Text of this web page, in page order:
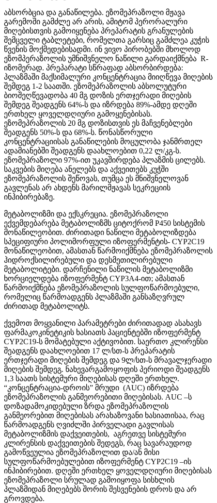
აბსორბცია და განაწილება. ეზომეპრაზოლი მჟავა
გარემოში გამძლე არ არის, ამიტომ პერორალური
მიღებისთვის გამოიყენება პრეპარატის გრანულების
შემცველი ტაბლეტები, რომელთა გარსიც გამძლეა კუჭის
წვენის მოქმედებისადმი. ინ ვივო პირობებში მხოლოდ
ეზომპერაზოლის უმნიშვნელო ნაწილი გარდაიქმნება R-
იზომერად. პრეპარატი სწრაფად აბსორბირდება:
პლაზმაში მაქსიმალური კონცენტრაცია მიიღწევა მიღების
შემდეგ 1-2 საათში. ეზომეპრაზოლის აბსოლუტური
ბიოშეღწევადობა 40 მგ დოზის ერთჯერადი მიღების
შემდეგ შეადგენს 64%-ს და იზრდება 89%-ამდე დღეში
ერთხელ ყოველდღიური გამოყენებისას.
ეზომეპრაზოლის 20 მგ დოზისთვის ეს მაჩვენებლები
შეადგენს 50%-ს და 68%-ს. წონასწორული
კონცენტრაციისას განაწილების მოცულობა ჯანმრთელ
ადამიანებში შეადგენს დაახლოებით 0,22 ლ/კგ-ს.
ეზომეპრაზოლი 97%-ით უკავშირდება პლაზმის ცილებს.
საკვების მიღება ანელებს და აქვეითებს კუჭში
ეზომეპრაზოლის შეწოვას, თუმცა ეს მნიშვნელოვან
გავლენას არ ახდენს მარილმჟავას სეკრეციის
ინჰიბირებაზე.
მეტაბოლიზმი და ექსკრეცია. ეზომეპრაზოლი
ექვემდებარება მეტაბოლიზმს ციტოქრომ Р450 სისტემის
მონაწილეობით. ძირითადი ნაწილი მეტაბოლიზდება
სპეციფიური პოლიმორფული იზოფერმენტის- СYР2С19
მონაწილეობით, ამასთან წარმოიქმნება ეზომეპრაზოლის
ჰიდროქსილირებული და დესმეთილირებული
მეტაბოლიტები. დარჩენილი ნაწილის მეტაბოლიზმი
ხორციელდება იზოფერმენტ CYP3A4-ით; ამასთან
წარმოიქმნება ეზომეპრაზოლის სულფოწარმოებული,
რომელიც წარმოადგენს პლაზმაში განსაზღვრულ
ძირითად მეტაბოლიტს.
ქვემოთ მოყვანილი პარამეტრები ძირითადად ასახავს
ფარმაკოკინეტიკის ხასიათს პაციენტებში იზოფერმენტ
CYP2C19-ს მომატებული აქტივობით. საერთო კლირენსი
შეადგენს დაახლოებით 17 ლ/სთ-ს პრეპარატის
ერთჯერადი მიღების შემდეგ და 9ლ/სთ-ს მრავალჯერადი
მიღების შემდეგ. ნახევარგამოყოფის პერიოდი შეადგენს
1,3 საათს სისტემური მიღებისას დღეში ერთხელ.
“კონცენტრაცია-დროის” მრუდი (AUC) იზრდება
ეზომეპრაზოლის განმეორებითი მიღებისას. AUC –ს
დოზადამოკიდებული ზრდა ეზომეპრაზოლის
განმეორებით მიღებისას არახაზოვანი ხასიათისაა, რაც
წარმოადგენს ღვიძლში პირველადი გავლისას
მეტაბოლიზმის დაქვეითების, აგრეთვე სისტემური
კლირენსის დაქვეითების შედეგს, რაც სავარაუდოდ
გამოწვეულია ეზომეპრაზოლით და/ან მისი
სულფოწარმოებულებით იზოფერმენტ CYP2C19 –ის
ინჰიბირებით. დღეში ერთხელ ყოველდღიური მიღებისას
ეზომეპრაზოლი სრულად გამოიყოფა სისხლის
პლაზმიდან მიღებებს შორის შესვენების დროს და არ
გროვდება.